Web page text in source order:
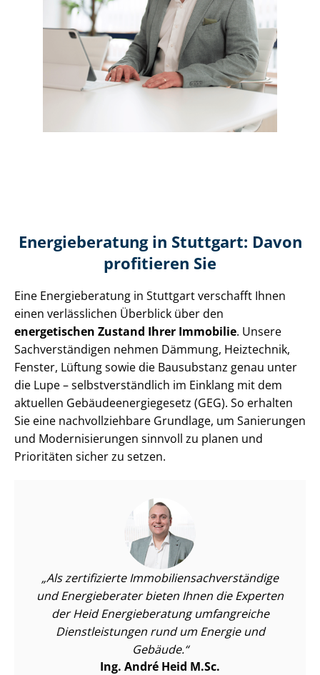
Energieberatung in Stuttgart: Davon
profitieren Sie
Eine Energieberatung in Stuttgart verschafft Ihnen
einen verlässlichen Überblick über den
energetischen Zustand Ihrer Immobilie. Unsere
Sach­ver­stän­di­gen nehmen Dämmung, Heiztechnik,
Fenster, Lüftung sowie die Bausubstanz genau unter
die Lupe – selbst­ver­ständ­lich im Einklang mit dem
aktuellen Ge­bäu­de­en­er­gie­ge­setz (GEG). So erhalten
Sie eine nach­voll­zieh­ba­re Grundlage, um Sanierungen
und Mo­der­ni­sie­run­gen sinnvoll zu planen und
Prioritäten sicher zu setzen.
Als zertifizierte Im­mo­bi­li­en­sach­ver­stän­di­ge
und Energieberater bieten Ihnen die Experten
der Heid Energieberatung umfangreiche
Dienst­leis­tun­gen rund um Energie und
Gebäude.
Ing. André Heid M.Sc.